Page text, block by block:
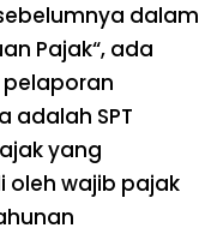
dalam
Pajak“, ada
pelaporan
adalah SPT
yang
oleh wajib pajak